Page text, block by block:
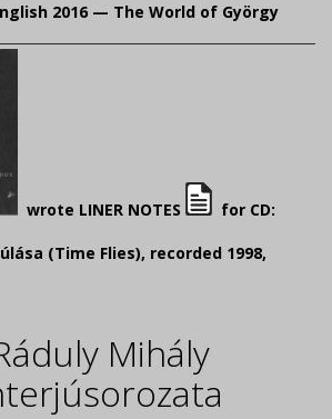
2016 — The World of György
wrote LINER NOTES for CD:
(Time Flies), recorded 1998,
Mihály